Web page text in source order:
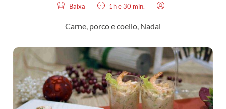
Baixa 1h e 30 min.
Carne, porco e coello, Nadal